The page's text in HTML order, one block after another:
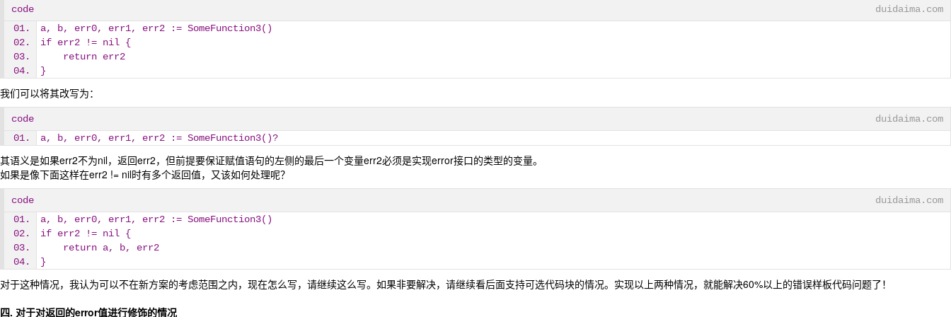
code
duidaima.com
a, b, err0, err1, err2 := SomeFunction3()
if err2 != nil {
    return err2
}
我们可以将其改写为：
code
duidaima.com
a, b, err0, err1, err2 := SomeFunction3()?
其语义是如果err2不为nil，返回err2，但前提要保证赋值语句的左侧的最后一个变量err2必须是实现error接口的类型的变量。
如果是像下面这样在err2 != nil时有多个返回值，又该如何处理呢？
code
duidaima.com
a, b, err0, err1, err2 := SomeFunction3()
if err2 != nil {
    return a, b, err2
}
对于这种情况，我认为可以不在新方案的考虑范围之内，现在怎么写，请继续这么写。如果非要解决，请继续看后面支持可选代码块的情况。实现以上两种情况，就能解决60%以上的错误样板代码问题了！
四. 对于对返回的error值进行修饰的情况